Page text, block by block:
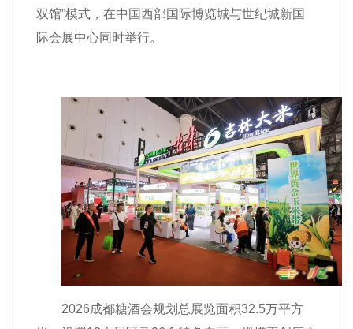
双馆”模式，在中国西部国际博览城与世纪城新国
际会展中心同时举行。
2026成都糖酒会规划总展览面积32.5万平方